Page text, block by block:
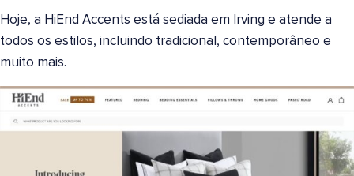
Hoje, a HiEnd Accents está sediada em Irving e atende a
todos os estilos, incluindo tradicional, contemporâneo e
muito mais.